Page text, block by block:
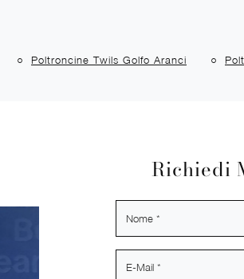
Poltroncine Twils Golfo Aranci
Richiedi